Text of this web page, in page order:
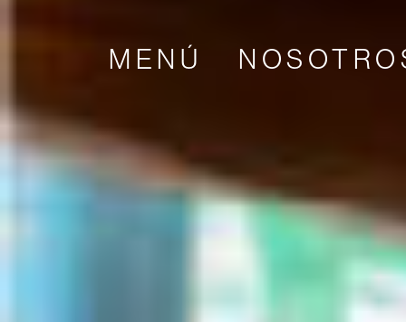
MENÚ